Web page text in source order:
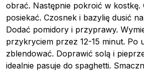
obrać. Następnie pokroić w kostkę.
posiekać. Czosnek i bazylię dusić
Dodać pomidory i przyprawy.
przykryciem przez 12-15 minut. Po
zblendować. Doprawić solą i
idealnie pasuje do spaghetti.